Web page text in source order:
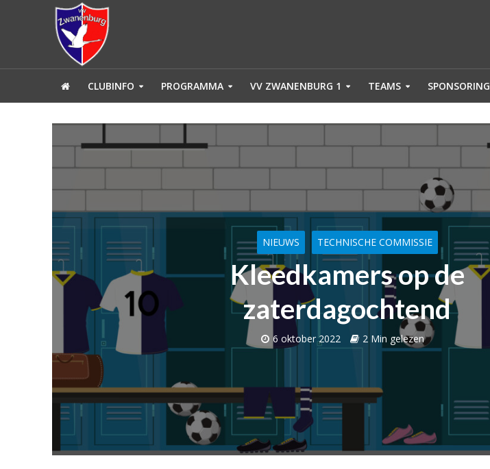
CLUBINFO PROGRAMMA VV ZWANENBURG 1 TEAMS SPONSORING
NIEUWS TECHNISCHE COMMISSIE
Kleedkamers op de
zaterdagochtend
6 oktober 2022 2 Min gelezen